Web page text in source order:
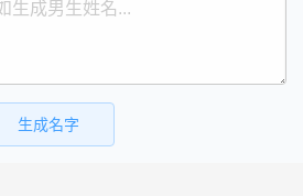
生成名字